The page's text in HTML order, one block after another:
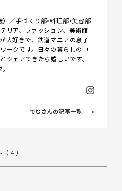
／手づくり部•料理部•美容部
リア、ファッション、美術館
大好きで、鉄道マニアの息子
ークです。日々の暮らしの中
シェアできたら嬉しいです。
でむさんの記事一覧
( 4 )